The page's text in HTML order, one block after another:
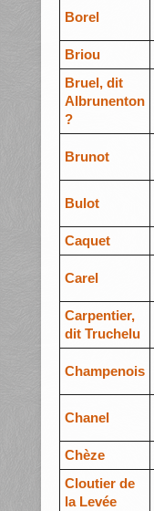
Borel
Briou
Bruel, dit
Albrunenton
?
Brunot
Bulot
Caquet
Carel
Carpentier,
dit Truchelu
Champenois
Chanel
Chèze
Cloutier de
la Levée